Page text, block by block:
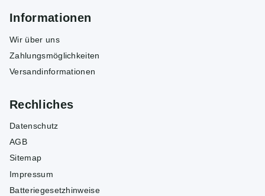
Informationen
Wir über uns
Zahlungsmöglichkeiten
Versandinformationen
Rechliches
Datenschutz
AGB
Sitemap
Impressum
Batteriegesetzhinweise